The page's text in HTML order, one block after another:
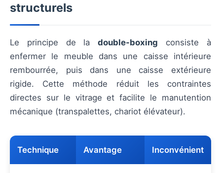
structurels
Le principe de ladouble-boxing consiste à
enfermer le meuble dans une caisse intérieure
rembourrée, puis dans une caisse extérieure
rigide. Cette méthode réduit les contraintes
directes sur le vitrage et facilite le manutention
mécanique (transpalettes, chariot élévateur).
Technique Avantage Inconvénient